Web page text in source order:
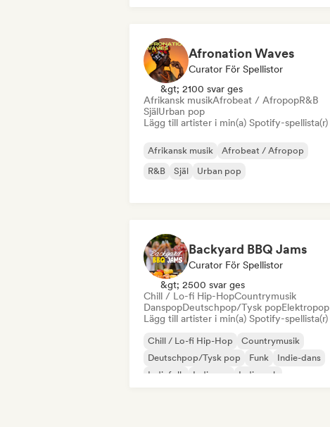
Afronation Waves
Curator För Spellistor
&gt; 2100 svar ges
Afrikansk musikAfrobeat / AfropopR&B
SjälUrban pop
Lägg till artister i min(a) Spotify-spellista(r)
Afrikansk musik
Afrobeat / Afropop
R&B
Själ Urban pop
Backyard BBQ Jams
Curator För Spellistor
&gt; 2500 svar ges
Chill / Lo-fi Hip-HopCountrymusik
DanspopDeutschpop/Tysk popElektropop
Lägg till artister i min(a) Spotify-spellista(r)
Chill / Lo-fi Hip-Hop
Countrymusik
Deutschpop/Tysk pop
Funk
Indie-dans
Indiefolk
Indiepop Indierock